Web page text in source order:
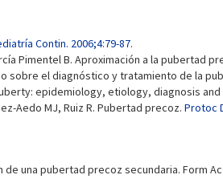
Contin. 2006;4:79-87.
Pimentel B. Aproximación a la pubertad
sobre el diagnóstico y tratamiento de la
epidemiology, etiology, diagnosis
Aedo MJ, Ruiz R. Pubertad precoz. Protoc
una pubertad precoz secundaria. Form